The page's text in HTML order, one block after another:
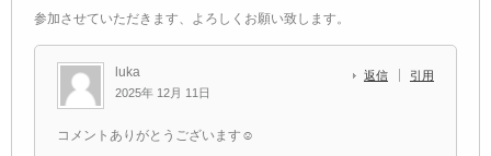
参加させていただきます、よろしくお願い致します。
luka
2025年 12月 11日
返信 引用
コメントありがとうございます☺️